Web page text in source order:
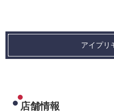
アイプリ
店舗情報